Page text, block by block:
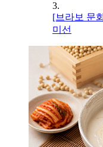
3.
[브라보 문
미선